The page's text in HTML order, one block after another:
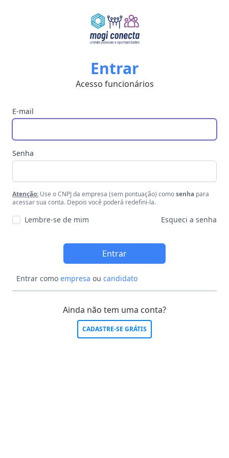
Entrar
Acesso funcionários
E-mail
Senha
Atenção: Use o CNPJ da empresa (sem pontuação) comosenha para
acessar sua conta. Depois você poderá redefini-la.
Lembre-se de mim Esqueci a senha
Entrar
Entrar como empresa ou candidato
Ainda não tem uma conta?
CADASTRE-SE GRÁTIS